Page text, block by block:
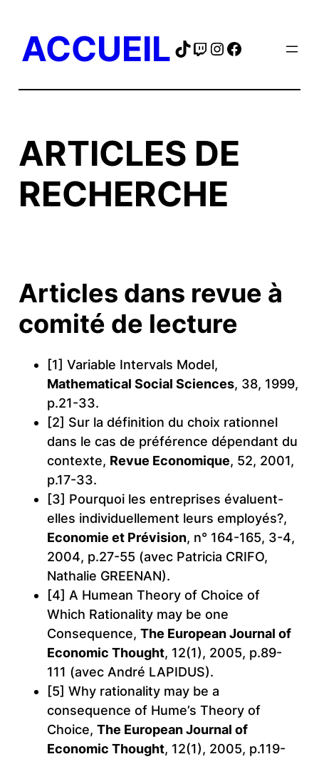
content
ACCUEIL TikTok
Twitch
Instagram
Facebook
ARTICLES DE
RECHERCHE
Articles dans revue à
comité de lecture
[1] Variable Intervals Model,
Mathematical Social Sciences, 38, 1999,
p.21-33.
[2] Sur la définition du choix rationnel
dans le cas de préférence dépendant du
contexte, Revue Economique, 52, 2001,
p.17-33.
[3] Pourquoi les entreprises évaluent-
elles individuellement leurs employés?,
Economie et Prévision, n° 164-165, 3-4,
2004, p.27-55 (avec Patricia CRIFO,
Nathalie GREENAN).
[4] A Humean Theory of Choice of
Which Rationality may be one
Consequence, The European Journal of
Economic Thought, 12(1), 2005, p.89-
111 (avec André LAPIDUS).
[5] Why rationality may be a
consequence of Hume’s Theory of
Choice, The European Journal of
Economic Thought, 12(1), 2005, p.119-